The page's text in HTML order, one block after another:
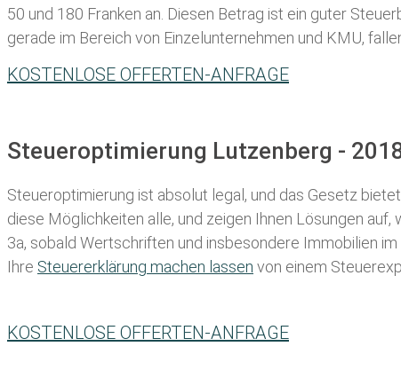
50 und 180 Franken an. Diesen Betrag ist ein guter
gerade im Bereich von Einzelunternehmen und KMU,
KOSTENLOSE OFFERTEN-ANFRAGE
Steueroptimierung Lutzenberg -
Steueroptimierung ist absolut legal, und das Gesetz
diese Möglichkeiten alle, und zeigen Ihnen Lösungen
3a, sobald Wertschriften und insbesondere Immobilien
Ihre Steuererklärung machen lassen von einem
KOSTENLOSE OFFERTEN-ANFRAGE